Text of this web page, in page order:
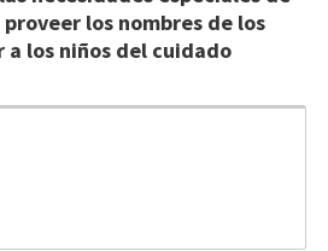
los nombres de los
a los niños del cuidado